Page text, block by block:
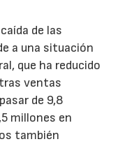
de las
a una situación
que ha reducido
ventas
de 9,8
millones en
también